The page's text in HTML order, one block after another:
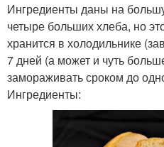
Ингредиенты даны на
четыре больших хлеба, но
хранится в холодильнике
7 дней (а может и чуть
замораживать сроком до
Ингредиенты: